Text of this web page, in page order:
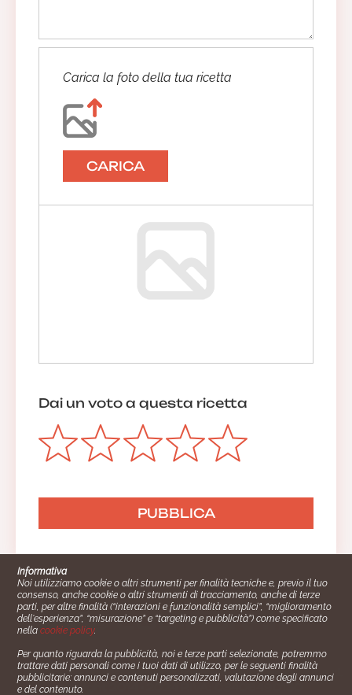
Carica la foto della tua ricetta
CARICA
Dai un voto a questa ricetta
Cucinare.it è un marchio commerciale di Impiego24.it s.r.l.
copyright 2014 - 2024 P.IVA: 03406490130
Informativa
Noi utilizziamo cookie o altri strumenti per finalità tecniche e, previo il tuo
consenso, anche cookie o altri strumenti di tracciamento, anche di terze
parti, per altre finalità (“interazioni e funzionalità semplici”, “miglioramento
dell'esperienza”, “misurazione” e “targeting e pubblicità”) come specificato
nellacookie policy.
Per quanto riguarda la pubblicità, noi e terze parti selezionate, potremmo
trattare dati personali come i tuoi dati di utilizzo, per le seguenti finalità
pubblicitarie: annunci e contenuti personalizzati, valutazione degli annunci
e del contenuto.